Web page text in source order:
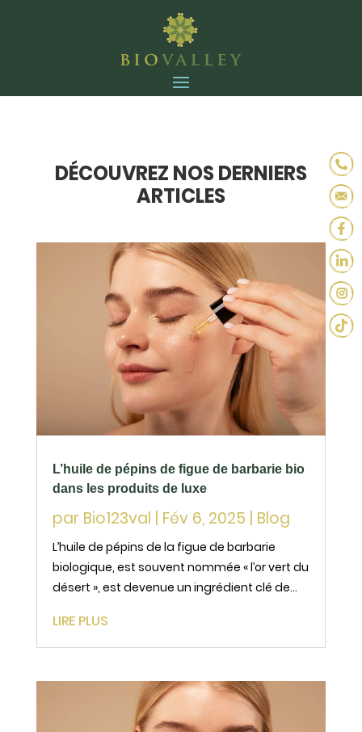
DÉCOUVREZ NOS DERNIERS
ARTICLES
L’huile de pépins de figue de barbarie bio
dans les produits de luxe
par Bio123val | Fév 6, 2025 | Blog
L’huile de pépins de la figue de barbarie
biologique, est souvent nommée « l’or vert du
désert », est devenue un ingrédient clé de
propriétés exceptionnelles et sa rareté, cette
huile précieuse s’impose comme un
LIRE PLUS